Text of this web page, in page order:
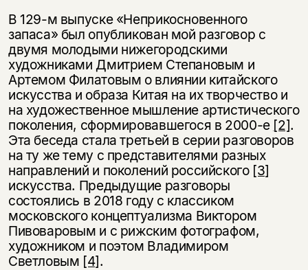
В 129-м выпуске «Неприкосновенного
запаса» был опубликован мой разговор с
двумя молодыми нижегородскими
художниками Дмитрием Степановым и
Артемом Филатовым о влиянии китайского
искусства и образа Китая на их творчество и
на художественное мышление артистического
поколения, сформировавшегося в 2000-е [2].
Эта беседа стала третьей в серии разговоров
на ту же тему с представителями разных
направлений и поколений российского [3]
искусства. Предыдущие разговоры
состоялись в 2018 году с классиком
московского концептуализма Виктором
Пивоваровым и с рижским фотографом,
художником и поэтом Владимиром
Светловым [4].